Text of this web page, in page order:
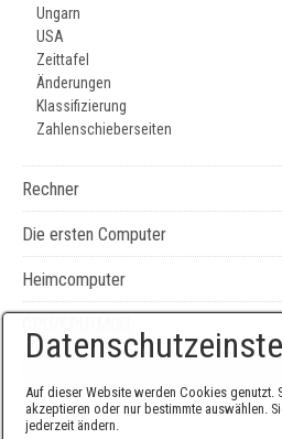
Ungarn
USA
Zeittafel
Änderungen
Klassifizierung
Zahlenschieberseiten
Rechner
Die ersten Computer
Heimcomputer
Auf dieser Website werden Cookies genutzt.
akzeptieren oder nur bestimmte auswählen.
jederzeit ändern.